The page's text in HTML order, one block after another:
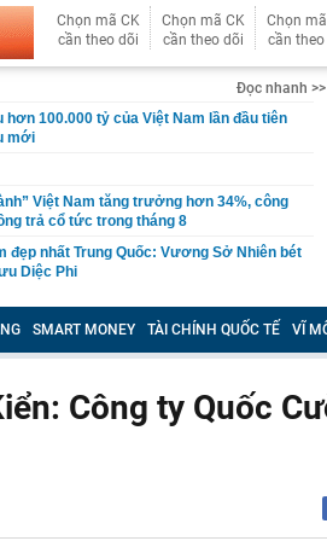
Chọn mã CK
cần theo dõi
Chọn mã CK
cần theo dõi
Chọn
cần theo
Đọc nhanh >>
hơn 100.000 tỷ của Việt Nam lần đầu tiên
mới
Việt Nam tăng trưởng hơn 34%, công
trả cổ tức trong tháng 8
đẹp nhất Trung Quốc: Vương Sở Nhiên bét
Diệc Phi
chuyển khoản liên tục với tổng 5 tỷ
giảm, hụt xa ước tính, dự báo khả năng
lớn nhất thế giới có động thái mới
dân cần sớm tích hợp vào VNeID để
vào dãy núi đá vôi ở Phong Nha:
SMART MONEY TÀI CHÍNH QUỐC TẾ VĨ
Công ty Quốc